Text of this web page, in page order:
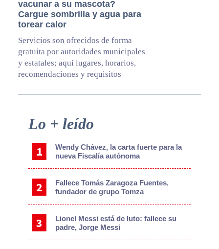
vacunar a su mascota?
Cargue sombrilla y agua para
torear calor
Servicios son ofrecidos de forma
gratuita por autoridades municipales
y estatales; aquí lugares, horarios,
recomendaciones y requisitos
Primary
Sidebar
Lo + leído
Wendy Chávez, la carta fuerte para la
nueva Fiscalía autónoma
Fallece Tomás Zaragoza Fuentes,
fundador de grupo Tomza
Lionel Messi está de luto: fallece su
padre, Jorge Messi